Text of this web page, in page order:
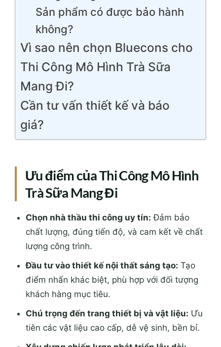
Sản phẩm có được bảo hành
không?
Vì sao nên chọn Bluecons cho
Thi Công Mô Hình Trà Sữa
Mang Đi?
Cần tư vấn thiết kế và báo
giá?
Ưu điểm của Thi Công Mô Hình
Trà Sữa Mang Đi
Chọn nhà thầu thi công uy tín: Đảm bảo
chất lượng, đúng tiến độ, và cam kết về chất
lượng công trình.
Đầu tư vào thiết kế nội thất sáng tạo: Tạo
điểm nhấn khác biệt, phù hợp với đối tượng
khách hàng mục tiêu.
Chú trọng đến trang thiết bị và vật liệu: Ưu
tiên các vật liệu cao cấp, dễ vệ sinh, bền bỉ.